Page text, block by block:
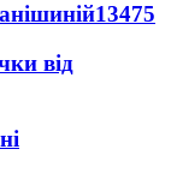
13475
від